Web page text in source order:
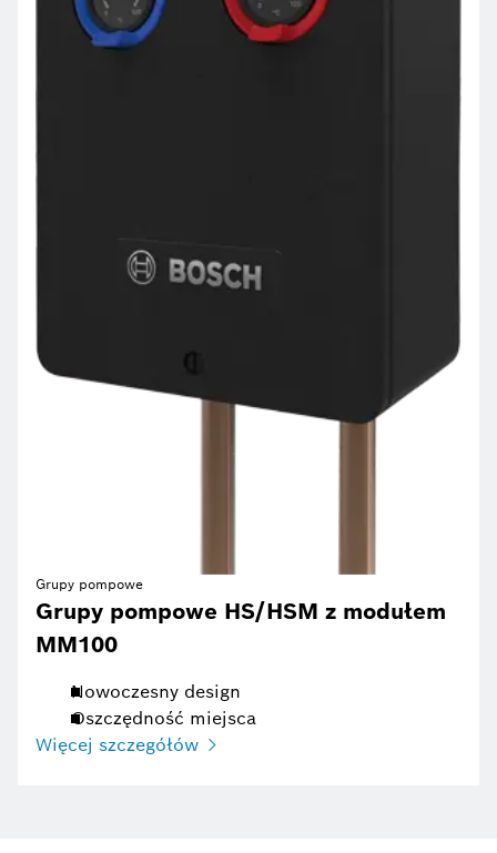
Grupy pompowe
Grupy pompowe HS/HSM z modułem
MM100
Nowoczesny design
Oszczędność miejsca
Więcej szczegółów